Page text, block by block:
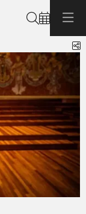
Buscar